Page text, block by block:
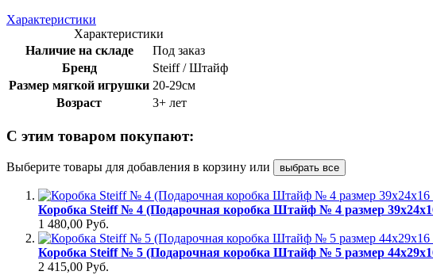
Характеристики
Характеристики
Наличие на складе
Под заказ
Бренд
Steiff / Штайф
Размер мягкой игрушки 20-29см
Возраст
3+ лет
С этим товаром покупают:
Выберите товары для добавления в корзину или выбрать все
Коробка Steiff № 4 (Подарочная коробка Штайф № 4 размер
1 480,00 Руб.
Коробка Steiff № 5 (Подарочная коробка Штайф № 5 размер
2 415,00 Руб.